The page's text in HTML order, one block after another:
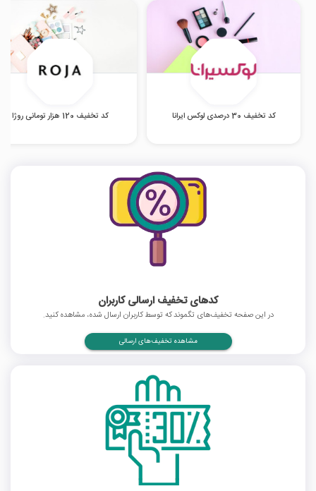
کد تخفیف 30 درصدی لوکس ایرانا کد تخفیف 120 هزار تومانی روژا
کدهای تخفیف ارسالی کاربران
در این صفحه تخفیف‌های تگموند که توسط کاربران ارسال شده، مشاهده کنید.
مشاهده تخفیف‌های ارسالی